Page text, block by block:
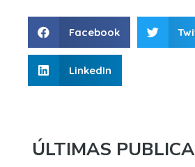
Facebook
LinkedIn
ÚLTIMAS